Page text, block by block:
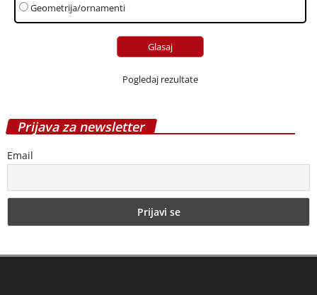
Geometrija/ornamenti
Pogledaj rezultate
Prijava za newsletter
Email